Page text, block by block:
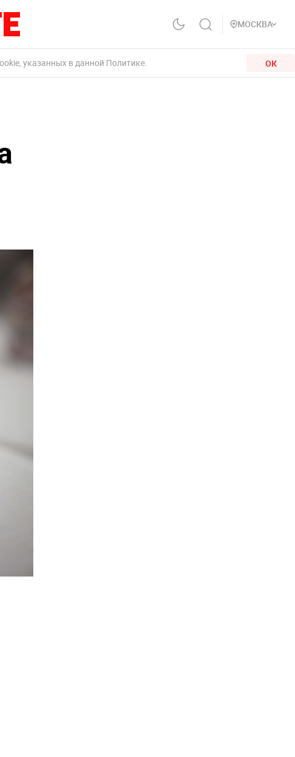
МОСКВА
указанных в данной Политике. ОК